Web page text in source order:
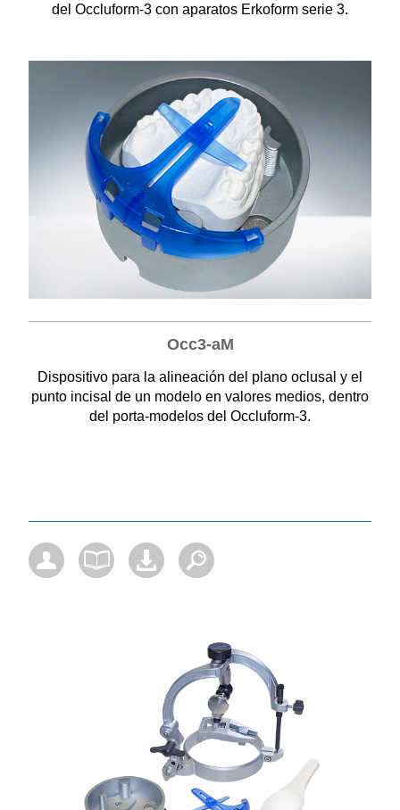
del Occluform-3 con aparatos Erkoform serie 3.
Occ3-aM
Dispositivo para la alineación del plano oclusal y el
punto incisal de un modelo en valores medios, dentro
del porta-modelos del Occluform-3.